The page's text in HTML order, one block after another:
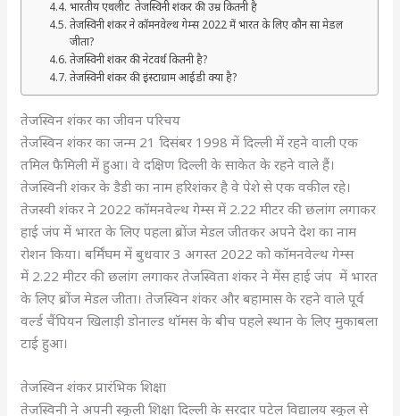
भारतीय एथलीट तेजस्विनी शंकर की उम्र कितनी है
तेजस्विनी शंकर ने कॉमनवेल्थ गेम्स 2022 में भारत के लिए कौन सा मेडल
जीता?
तेजस्विनी शंकर की नेटवर्थ कितनी है?
तेजस्विनी शंकर की इंस्टाग्राम आईडी क्या है?
तेजस्विन शंकर का जीवन परिचय
तेजस्विन शंकर का जन्म 21 दिसंबर 1998 में दिल्ली में रहने वाली एक
तमिल फैमिली में हुआ। वे दक्षिण दिल्ली के साकेत के रहने वाले हैं।
तेजस्विनी शंकर के डैडी का नाम हरिशंकर है वे पेशे से एक वकील रहे।
तेजस्वी शंकर ने 2022 कॉमनवेल्थ गेम्स में 2.22 मीटर की छलांग लगाकर
हाई जंप में भारत के लिए पहला ब्रोंज मेडल जीतकर अपने देश का नाम
रोशन किया। बर्मिंघम में बुधवार 3 अगस्त 2022 को कॉमनवेल्थ गेम्स
में 2.22 मीटर की छलांग लगाकर तेजस्विता शंकर ने मेंस हाई जंप में भारत
के लिए ब्रोंज मेडल जीता। तेजस्विन शंकर और बहामास के रहने वाले पूर्व
वर्ल्ड चैंपियन खिलाड़ी डोनाल्ड थॉमस के बीच पहले स्थान के लिए मुकाबला
टाई हुआ।
तेजस्विन शंकर प्रारंभिक शिक्षा
तेजस्विनी ने अपनी स्कूली शिक्षा दिल्ली के सरदार पटेल विद्यालय स्कूल से